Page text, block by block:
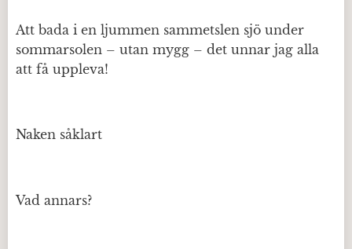
Att bada i en ljummen sammetslen sjö under
sommarsolen – utan mygg – det unnar jag alla
att få uppleva!
Naken såklart
Vad annars?